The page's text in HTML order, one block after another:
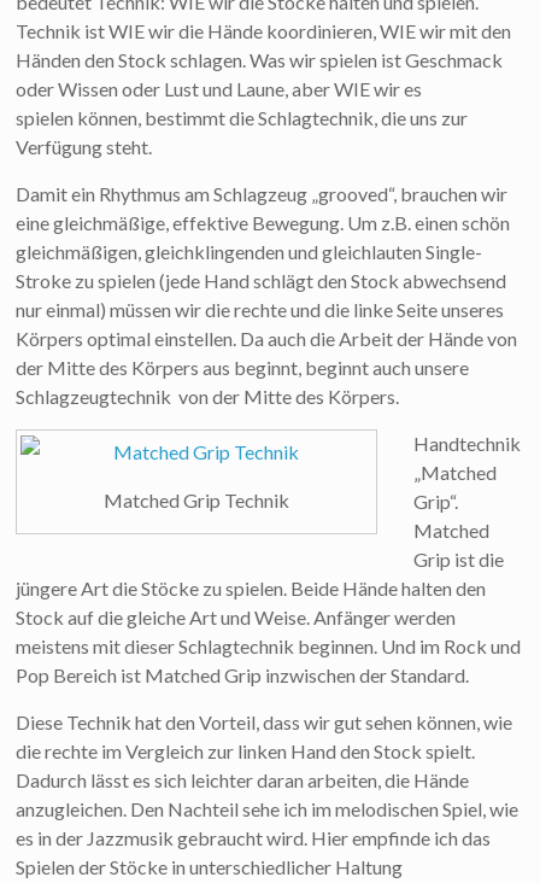
Technik ist WIE wir die Hände koordinieren, WIE wir mit den
Händen den Stock schlagen. Was wir spielen ist Geschmack
oder Wissen oder Lust und Laune, aber WIE wir es
spielen können, bestimmt die Schlagtechnik, die uns zur
Verfügung steht.
Damit ein Rhythmus am Schlagzeug „grooved“, brauchen wir
eine gleichmäßige, effektive Bewegung. Um z.B. einen schön
gleichmäßigen, gleichklingenden und gleichlauten Single-
Stroke zu spielen (jede Hand schlägt den Stock abwechsend
nur einmal) müssen wir die rechte und die linke Seite unseres
Körpers optimal einstellen. Da auch die Arbeit der Hände von
der Mitte des Körpers aus beginnt, beginnt auch unsere
Schlagzeugtechnik von der Mitte des Körpers.
Matched Grip Technik
Handtechnik
„Matched
Grip“.
Matched
Grip ist die
jüngere Art die Stöcke zu spielen. Beide Hände halten den
Stock auf die gleiche Art und Weise. Anfänger werden
meistens mit dieser Schlagtechnik beginnen. Und im Rock und
Pop Bereich ist Matched Grip inzwischen der Standard.
Diese Technik hat den Vorteil, dass wir gut sehen können, wie
die rechte im Vergleich zur linken Hand den Stock spielt.
Dadurch lässt es sich leichter daran arbeiten, die Hände
anzugleichen. Den Nachteil sehe ich im melodischen Spiel, wie
es in der Jazzmusik gebraucht wird. Hier empfinde ich das
Spielen der Stöcke in unterschiedlicher Haltung